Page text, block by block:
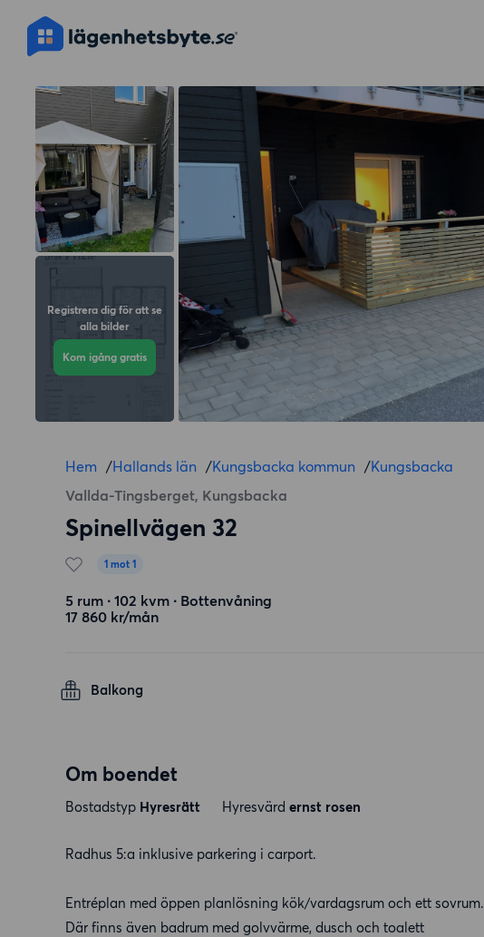
Registrera dig för att se
alla bilder
Kom igång gratis
Hem /Hallands län /Kungsbacka kommun /Kungsbacka
Vallda-Tingsberget, Kungsbacka
Spinellvägen 32
1 mot 1
5 rum ∙ 102 kvm ∙ Bottenvåning
17 860 kr/mån
Balkong
Om boendet
Bostadstyp Hyresrätt Hyresvärd ernst rosen
Radhus 5:a inklusive parkering i carport.
Entréplan med öppen planlösning kök/vardagsrum och ett sovrum.
Där finns även badrum med golvvärme, dusch och toalett